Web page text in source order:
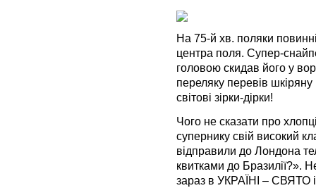
На 75-й хв. поляки
центра поля. Супер-
головою скидав його у
переляку перевів
світові зірки-дірки!
Чого не сказати про
супернику свій високий
відправили до Лондона
квитками до Бразилії?».
зараз в УКРАЇНІ – СВЯТО